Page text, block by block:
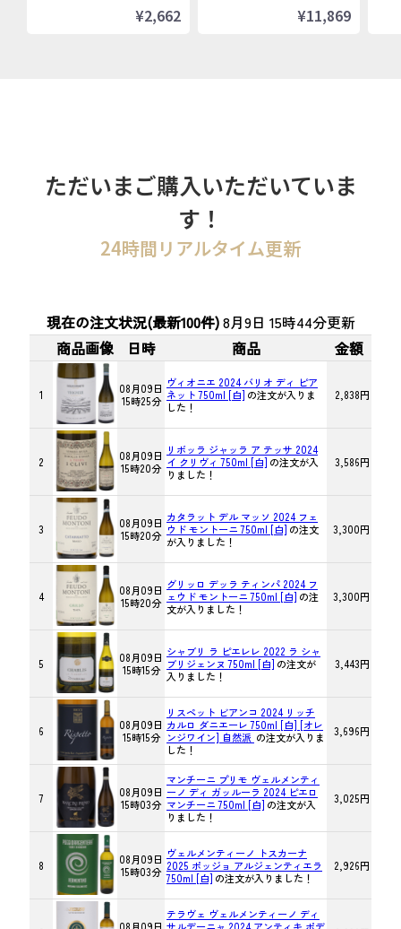
¥2,662 ¥11,869
ただいまご購入いただいていま
す！
24時間リアルタイム更新